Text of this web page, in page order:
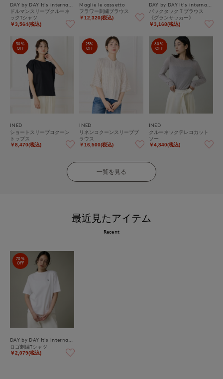
ドルマンスリーブクルーネ
ックTシャツ
￥3,564(税込)
Maglie le cassetto
フラワー刺繍ブラウス
￥12,320(税込)
バックタックＴブラウス
《グランサッカー》
￥3,168(税込)
30%
OFF
INED
ショートスリーブコクーン
トップス
￥8,470(税込)
25%
OFF
INED
リネンコクーンスリーブブ
ラウス
￥16,500(税込)
60%
OFF
INED
クルーネックテレコカット
ソー
￥4,840(税込)
一覧を見る
最近見たアイテム
Recent
70%
OFF
ロゴ刺繍Tシャツ
￥2,079(税込)